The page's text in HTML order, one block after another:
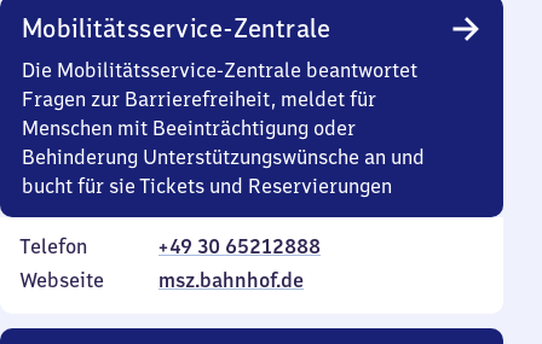
Mobilitätsservice-Zentrale
Die Mobilitätsservice-Zentrale beantwortet
Fragen zur Barrierefreiheit, meldet für
Menschen mit Beeinträchtigung oder
Behinderung Unterstützungswünsche an und
bucht für sie Tickets und Reservierungen
Telefon
+49 30 65212888
Webseite
msz.bahnhof.de